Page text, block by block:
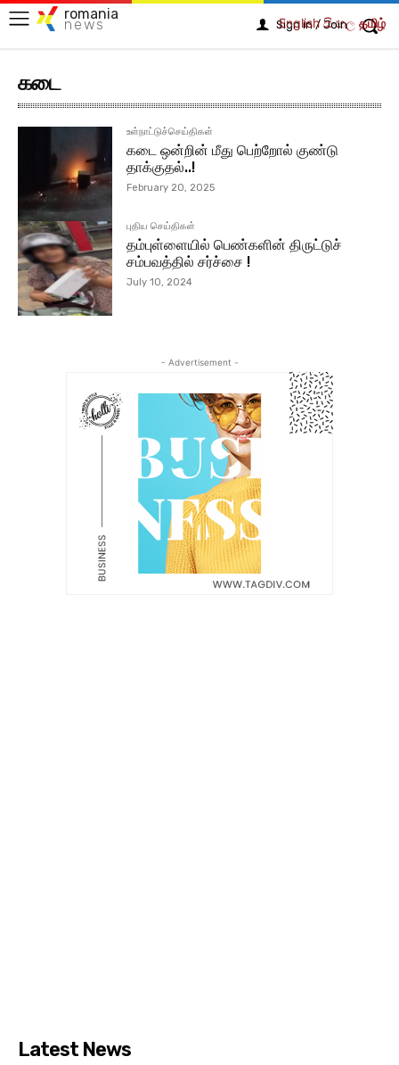
romania
news Sign in / Join
கடை
உள்நாட்டுச்செய்திகள்
கடை ஒன்றின் மீது பெற்றோல் குண்டு
தாக்குதல்..!
February 20, 2025
புதிய செய்திகள்
தம்புள்ளையில் பெண்களின் திருட்டுச்
சம்பவத்தில் சர்ச்சை !
July 10, 2024
- Advertisement -
Latest News
English සිංහල தமிழ்